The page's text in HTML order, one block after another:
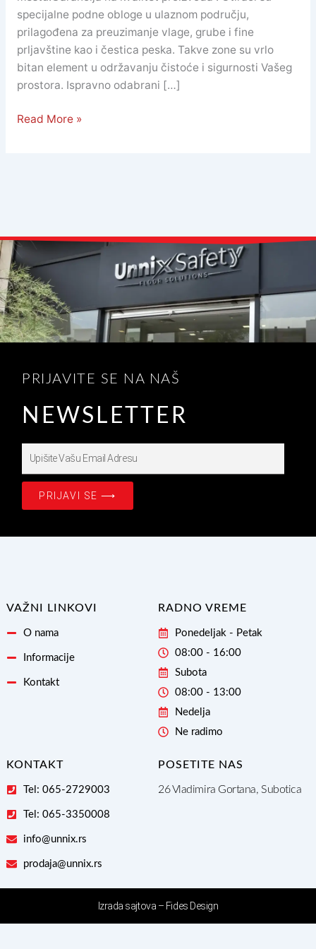
specijalne podne obloge u ulaznom području,
prilagođena za preuzimanje vlage, grube i fine
prljavštine kao i čestica peska. Takve zone su vrlo
bitan element u održavanju čistoće i sigurnosti Vašeg
prostora. Ispravno odabrani […]
Read More »
PRIJAVITE SE NA NAŠ
NEWSLETTER
Email
PRIJAVI SE ⟶
VAŽNI LINKOVI
O nama
Informacije
Kontakt
RADNO VREME
Ponedeljak - Petak
08:00 - 16:00
Subota
08:00 - 13:00
Nedelja
Ne radimo
KONTAKT
Tel: 065-2729003
Tel: 065-3350008
info@unnix.rs
prodaja@unnix.rs
POSETITE NAS
26 Vladimira Gortana, Subotica
Izrada sajtova – Fides Design